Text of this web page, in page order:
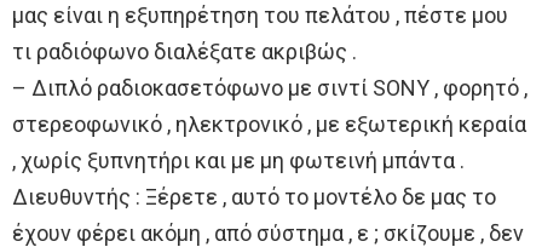
μας είναι η εξυπηρέτηση του πελάτου , πέστε μου
τι ραδιόφωνο διαλέξατε ακριβώς .
– Διπλό ραδιοκασετόφωνο με σιντί SONY , φορητό ,
στερεοφωνικό , ηλεκτρονικό , με εξωτερική κεραία
, χωρίς ξυπνητήρι και με μη φωτεινή μπάντα .
Διευθυντής : Ξέρετε , αυτό το μοντέλο δε μας το
έχουν φέρει ακόμη , από σύστημα , ε ; σκίζουμε , δεν